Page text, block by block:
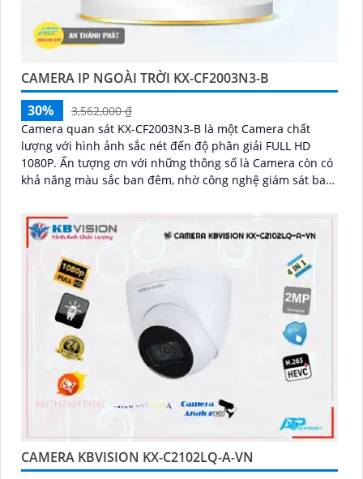
CAMERA IP NGOÀI TRỜI KX-CF2003N3-B
30%
3,562,000 ₫
Camera quan sát KX-CF2003N3-B là một Camera chất
lượng với hình ảnh sắc nét đến độ phân giải FULL HD
1080P. Ấn tượng ơn với những thông số là Camera còn có
khả năng màu sắc ban đêm, nhờ công nghệ giám sát ban
CAMERA KBVISION KX-C2102LQ-A-VN